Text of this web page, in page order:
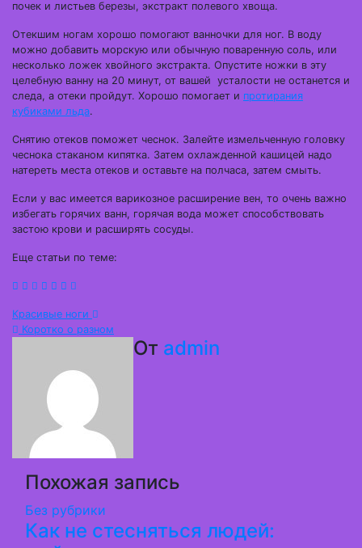
почек и листьев березы, экстракт полевого хвоща.
Отекшим ногам хорошо помогают ванночки для ног. В воду
можно добавить морскую или обычную поваренную соль, или
несколько ложек хвойного экстракта. Опустите ножки в эту
целебную ванну на 20 минут, от вашей усталости не останется и
следа, а отеки пройдут. Хорошо помогает и протирания
кубиками льда.
Снятию отеков поможет чеснок. Залейте измельченную головку
чеснока стаканом кипятка. Затем охлажденной кашицей надо
натереть места отеков и оставьте на полчаса, затем смыть.
Если у вас имеется варикозное расширение вен, то очень важно
избегать горячих ванн, горячая вода может способствовать
застою крови и расширять сосуды.
Еще статьи по теме:
Навигация
записям
Красивые ноги
Коротко о разном
От admin
Похожая запись
Без рубрики
Как не стесняться людей: